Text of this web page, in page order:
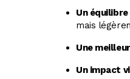
Un
mais
Une
Un impact